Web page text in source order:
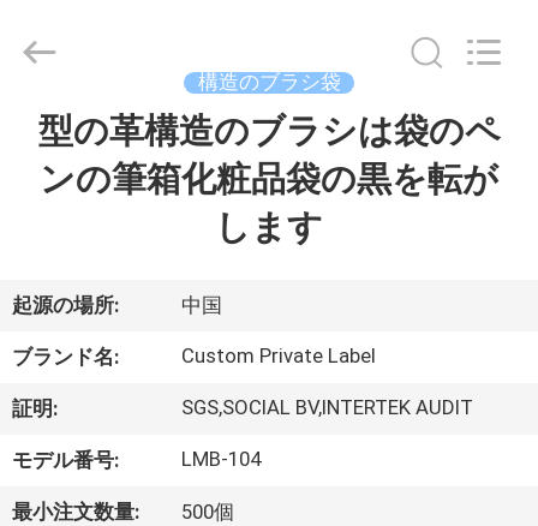
ダ
ク
ト
私
2017
Chanmy
Cosmetics
構造のブラシ袋
型の革構造のブラシは袋のペ
ンの筆箱化粧品袋の黒を転が
します
起源の場所: 中国
ブランド名: Custom Private Label
証明: SGS,SOCIAL BV,INTERTEK AUDIT
モデル番号: LMB-104
最小注文数量: 500個